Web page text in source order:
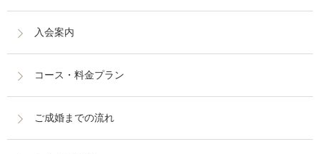
入会案内
コース・料金プラン
ご成婚までの流れ